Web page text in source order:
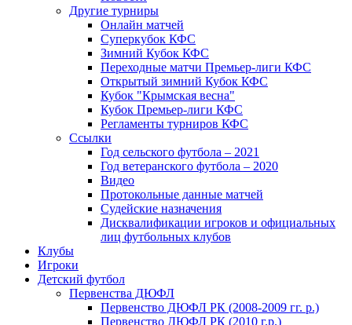
Другие турниры
Онлайн матчей
Суперкубок КФС
Зимний Кубок КФС
Переходные матчи Премьер-лиги КФС
Открытый зимний Кубок КФС
Кубок "Крымская весна"
Кубок Премьер-лиги КФС
Регламенты турниров КФС
Ссылки
Год сельского футбола – 2021
Год ветеранского футбола – 2020
Видео
Протокольные данные матчей
Судейские назначения
Дисквалификации игроков и официальных
лиц футбольных клубов
Клубы
Игроки
Детский футбол
Первенства ДЮФЛ
Первенство ДЮФЛ РК (2008-2009 гг. р.)
Первенство ДЮФЛ РК (2010 г.р.)